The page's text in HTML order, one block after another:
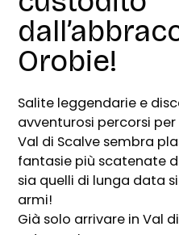
Orobie!
Salite leggendarie e
avventurosi percorsi
Val di Scalve sembra
fantasie più scatenate
sia quelli di lunga data
armi!
Già solo arrivare in Val